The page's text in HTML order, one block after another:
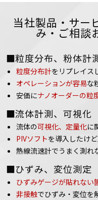
当社製品・サー
み・ご相談
■粒度分布、粉体計
粒度分布計をリプレイス
オペレーションが容易な
安価にナノオーダーの粒
■流体計測、可視化
流体の可視化、定量化に
PIVソフトを導入したけ
熱線流速計でうまく測れ
■ひずみ、変位測定
ひずみゲージが貼れない
非接触でひずみ・変位を